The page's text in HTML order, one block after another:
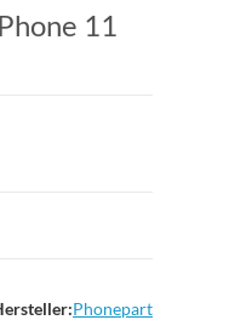
11
Phonepart